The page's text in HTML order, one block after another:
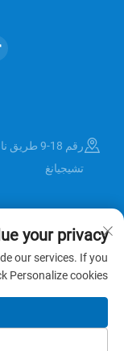
رقم 18-9
تشيجيانغ
حقوق النشر © Zhejiang Universal Trading Co.,Ltd. جميع الحقوق محفوظة
your privacy
our services. If you
Personalize cookies.